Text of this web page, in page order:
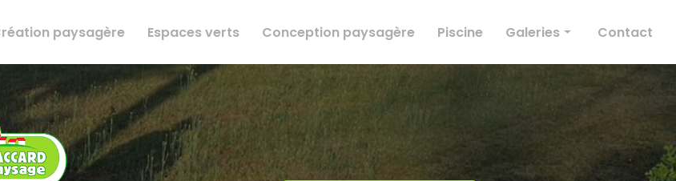
paysagère Espaces verts Conception paysagère Piscine Galeries
Élagage
Entretien des espaces verts
Conception paysagère
Contact